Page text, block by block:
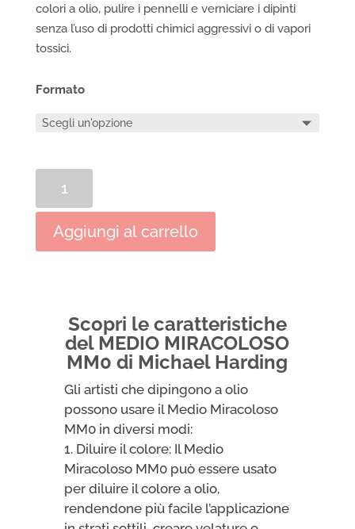
colori a olio, pulire i pennelli e verniciare i dipinti
senza l’uso di prodotti chimici aggressivi o di vapori
tossici.
Formato
MEDIUM
MM0
Aggiungi al carrello
Scopri le caratteristiche
del MEDIO MIRACOLOSO
MM0 di Michael Harding
Gli artisti che dipingono a olio
possono usare il Medio Miracoloso
MM0 in diversi modi:
1. Diluire il colore: Il Medio
Miracoloso MM0 può essere usato
per diluire il colore a olio,
rendendone più facile l’applicazione